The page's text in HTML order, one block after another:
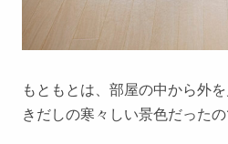
もともとは、部屋の中から外
きだしの寒々しい景色だった